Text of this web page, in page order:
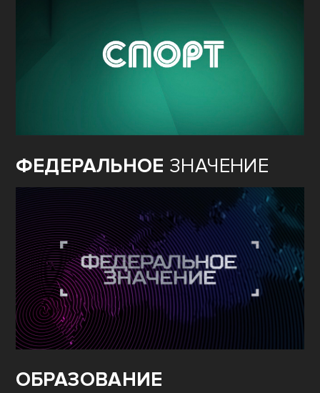
ФЕДЕРАЛЬНОЕ ЗНАЧЕНИЕ
ОБРАЗОВАНИЕ